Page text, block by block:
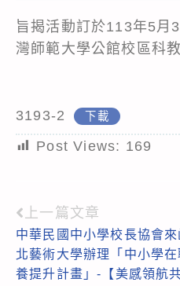
旨揭活動訂於113年5月
灣師範大學公館校區科
3193-2 下載
Post Views: 169
Read
more
articles
上一篇文章
中華民國中小學校長協會
北藝術大學辦理「中小學
養提升計畫」-【美感領航